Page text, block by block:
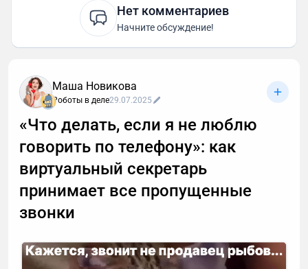
Нет комментариев
Начните обсуждение!
Маша Новикова
Роботы в деле29.07.2025
«Что делать, если я не люблю
говорить по телефону»: как
виртуальный секретарь
принимает все пропущенные
звонки